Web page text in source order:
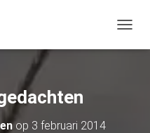
O
op 3 februari 2014